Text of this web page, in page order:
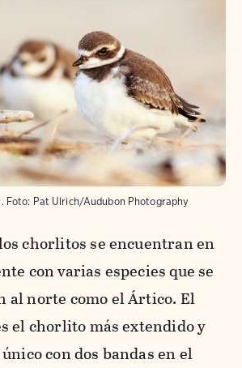
Foto: Pat Ulrich/Audubon Photography
chorlitos se encuentran en
con varias especies que se
al norte como el Ártico. El
el chorlito más extendido y
con dos bandas en el